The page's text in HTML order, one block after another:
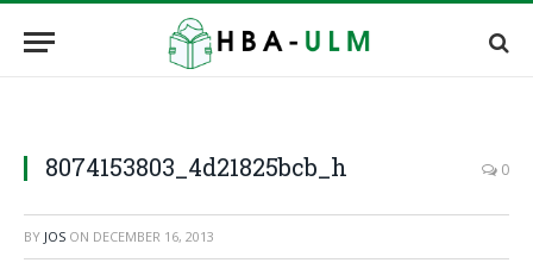
8074153803_4d21825bcb_h 0
BY JOS ON DECEMBER 16, 2013